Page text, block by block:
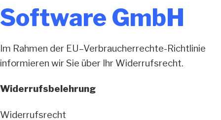
Software GmbH
Im Rahmen der EU–Verbraucherrechte-Richtlinie
informieren wir Sie über Ihr Widerrufsrecht.
Widerrufsbelehrung
Widerrufsrecht